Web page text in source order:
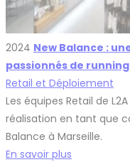
2024 New Balance :
passionnés de running
Retail et Déploiement
Les équipes Retail de
réalisation en tant que
Balance à Marseille.
En savoir plus